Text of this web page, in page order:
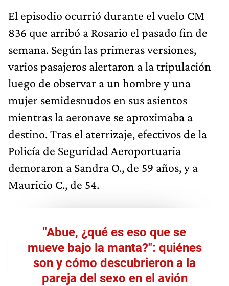
El episodio ocurrió durante el vuelo CM
836 que arribó a Rosario el pasado fin de
semana. Según las primeras versiones,
varios pasajeros alertaron a la tripulación
luego de observar a un hombre y una
mujer semidesnudos en sus asientos
mientras la aeronave se aproximaba a
destino. Tras el aterrizaje, efectivos de la
Policía de Seguridad Aeroportuaria
demoraron a Sandra O., de 59 años, y a
Mauricio C., de 54.
"Abue, ¿qué es eso que se
mueve bajo la manta?": quiénes
son y cómo descubrieron a la
pareja del sexo en el avión